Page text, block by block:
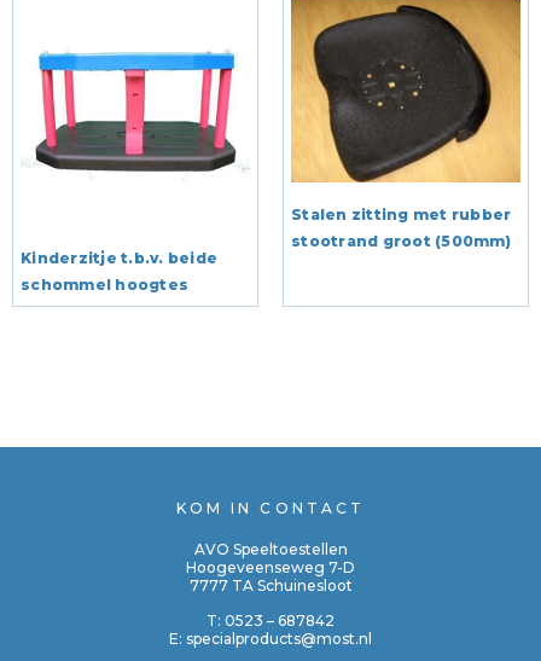
Kinderzitje t.b.v. beide
schommel hoogtes
Stalen zitting met rubber
stootrand groot (500mm)
KOM IN CONTACT
AVO Speeltoestellen
Hoogeveenseweg 7-D
7777 TA Schuinesloot
T: 0523 – 687842
E: specialproducts@most.nl